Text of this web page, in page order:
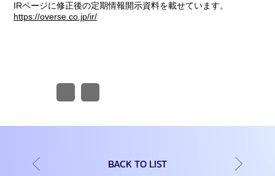
IRページに修正後の定期情報開示資料を載せています。
https://overse.co.jp/ir/
BACK TO LIST